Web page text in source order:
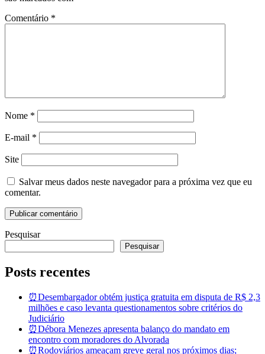
Comentário *
Nome *
E-mail *
Site
Salvar meus dados neste navegador para a próxima vez que eu
comentar.
Pesquisar
Pesquisar
Posts recentes
⏰Desembargador obtém justiça gratuita em disputa de R$ 2,3
milhões e caso levanta questionamentos sobre critérios do
Judiciário
⏰Débora Menezes apresenta balanço do mandato em
encontro com moradores do Alvorada
⏰Rodoviários ameaçam greve geral nos próximos dias;